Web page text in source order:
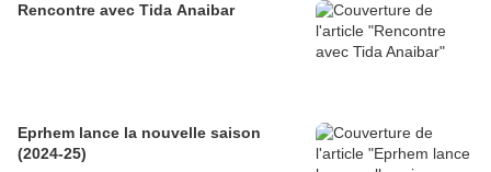
Rencontre avec Tida Anaibar
Eprhem lance la nouvelle saison
(2024-25)